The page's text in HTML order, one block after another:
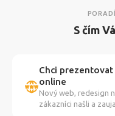
S čím
Chci
online
Nový web, redesign
zákazníci našli a